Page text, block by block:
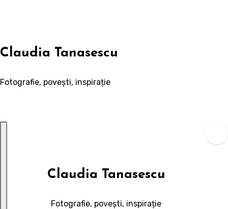
Claudia Tanasescu
Fotografie, povești, inspirație
Claudia Tanasescu
Fotografie, povești, inspirație